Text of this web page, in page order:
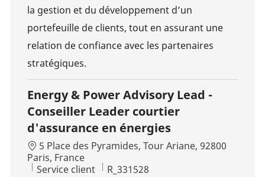
la gestion et du développement d’un
portefeuille de clients, tout en assurant une
relation de confiance avec les partenaires
stratégiques.
Energy & Power Advisory Lead -
Conseiller Leader courtier
d'assurance en énergies
Localisation
5 Place des Pyramides, Tour Ariane, 92800
Paris, France
Catégorie
Service client Id d’emploi
R_331528